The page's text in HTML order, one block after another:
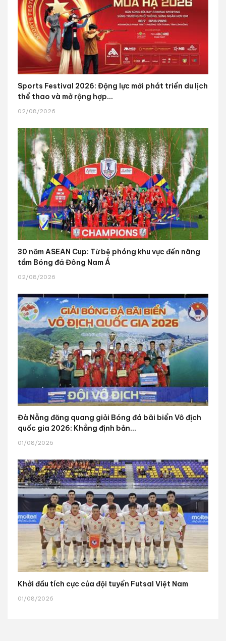
Sports Festival 2026: Động lực mới phát triển du lịch
thể thao và mở rộng hợp...
02/08/2026
30 năm ASEAN Cup: Từ bệ phóng khu vực đến nâng
tầm Bóng đá Đông Nam Á
02/08/2026
Đà Nẵng đăng quang giải Bóng đá bãi biển Vô địch
quốc gia 2026: Khẳng định bản...
01/08/2026
Khởi đầu tích cực của đội tuyển Futsal Việt Nam
01/08/2026